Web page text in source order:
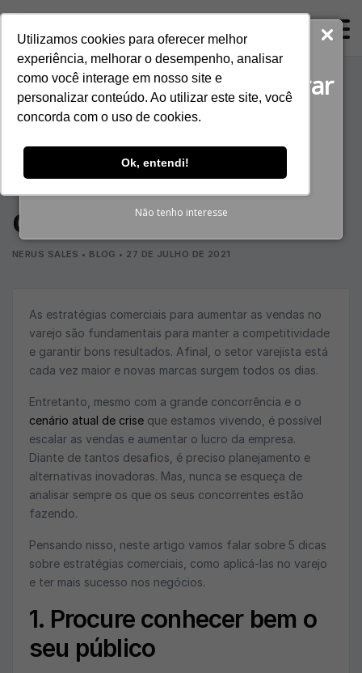
Baixe agora gratuitamente!
O guia completo para gerar
Reuniões Qualificadas
BAIXAR E-BOOK
Não tenho interesse
Utilizamos cookies para oferecer melhor
experiência, melhorar o desempenho, analisar
como você interage em nosso site e
personalizar conteúdo. Ao utilizar este site, você
concorda com o uso de cookies.
Ok, entendi!
ProspectaNerus
Estratégias
comerciais para o
varejo: veja estas 7
dicas
NERUS SALES • BLOG • 27 DE JULHO DE 2021
As estratégias comerciais para aumentar as vendas no
varejo são fundamentais para manter a competitividade
e garantir bons resultados. Afinal, o setor varejista está
cada vez maior e novas marcas surgem todos os dias.
Entretanto, mesmo com a grande concorrência e o
cenário atual de crise que estamos vivendo, é possível
escalar as vendas e aumentar o lucro da empresa.
Diante de tantos desafios, é preciso planejamento e
alternativas inovadoras. Mas, nunca se esqueça de
analisar sempre os que os seus concorrentes estão
fazendo.
Pensando nisso, neste artigo vamos falar sobre 5 dicas
sobre estratégias comerciais, como aplicá-las no varejo
e ter mais sucesso nos negócios.
1. Procure conhecer bem o
seu público